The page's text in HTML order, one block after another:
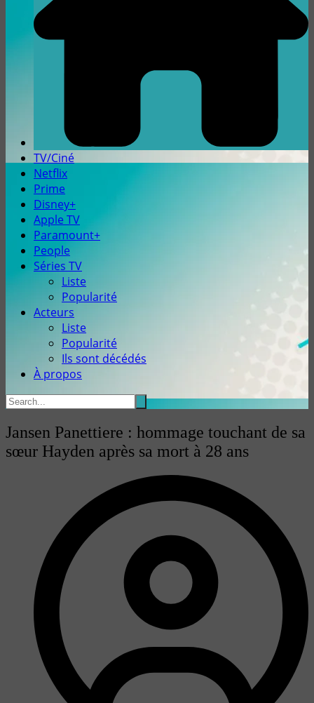
TV/Ciné
Netflix
Prime
Disney+
Apple TV
Paramount+
People
Séries TV
Liste
Popularité
Acteurs
Liste
Popularité
Ils sont décédés
À propos
Jansen Panettiere : hommage touchant de sa
sœur Hayden après sa mort à 28 ans